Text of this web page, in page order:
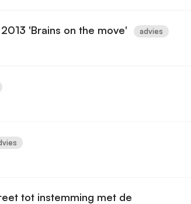
'Brains on the move' advies
tot instemming met de